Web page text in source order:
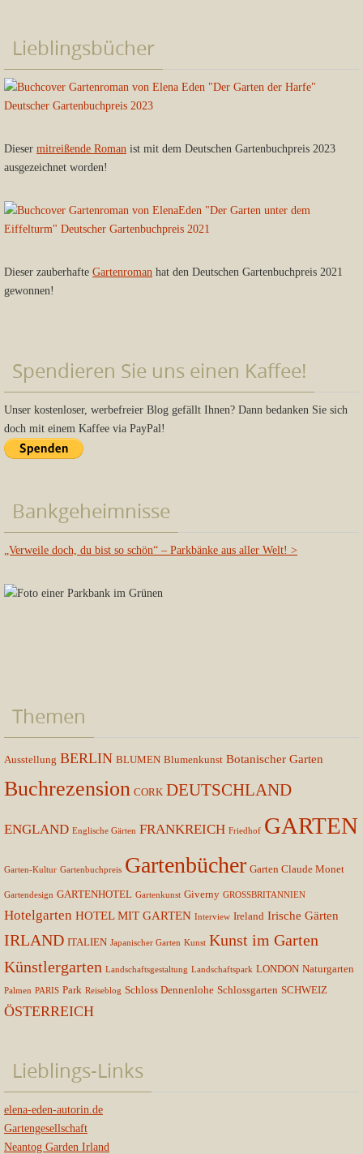
Lieblingsbücher
Dieser mitreißende Roman ist mit dem Deutschen Gartenbuchpreis 2023
ausgezeichnet worden!
Dieser zauberhafte Gartenroman hat den Deutschen Gartenbuchpreis 2021
gewonnen!
Spendieren Sie uns einen Kaffee!
Unser kostenloser, werbefreier Blog gefällt Ihnen? Dann bedanken Sie sich
doch mit einem Kaffee via PayPal!
Bankgeheimnisse
„Verweile doch, du bist so schön“ – Parkbänke aus aller Welt! >
Themen
Ausstellung BERLIN BLUMEN Blumenkunst Botanischer Garten
Buchrezension CORK DEUTSCHLAND
ENGLAND Englische Gärten FRANKREICH Friedhof GARTEN
Garten-Kultur Gartenbuchpreis Gartenbücher Garten Claude Monet
Gartendesign GARTENHOTEL Gartenkunst Giverny GROSSBRITANNIEN
Hotelgarten HOTEL MIT GARTEN Interview Ireland Irische Gärten
IRLAND ITALIEN Japanischer Garten Kunst Kunst im Garten
Künstlergarten Landschaftsgestaltung Landschaftspark LONDON Naturgarten
Palmen PARIS Park Reiseblog Schloss Dennenlohe Schlossgarten SCHWEIZ
ÖSTERREICH
Lieblings-Links
elena-eden-autorin.de
Gartengesellschaft
Neantog Garden Irland